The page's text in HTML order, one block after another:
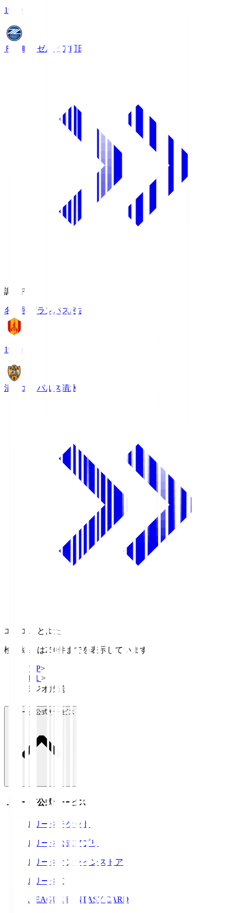
19:00
ＦＣ町田ゼルビア町田
調布FM
名古屋グランパス名古屋
19:00
清水エスパルス 清水
エフエムとよた
検索結果は250件までを表示しています
TOP>
Ｊ１ >
ラジオ放送
Ｊリーグ公式サービス
Ｊリーグ公式サービス
Ｊリーグチケット
Ｊリーグ公式アプリ
Ｊリーグオンラインストア
ＪリーグID
J.LEAGUE FANTASY CARD